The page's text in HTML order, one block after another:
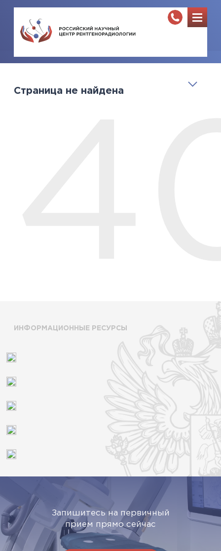
Страница не найдена
ИНФОРМАЦИОННЫЕ РЕСУРСЫ
Запишитесь на первичный
прием прямо сейчас